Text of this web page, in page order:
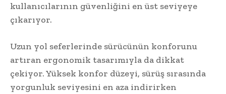
kullanıcılarının güvenliğini en üst seviyeye
çıkarıyor.
Uzun yol seferlerinde sürücünün konforunu
artıran ergonomik tasarımıyla da dikkat
çekiyor. Yüksek konfor düzeyi, sürüş sırasında
yorgunluk seviyesini en aza indirirken